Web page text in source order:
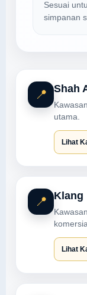
Sesuai
simpanan
📍 Shah
utama.
Lihat
📍 Klang
Lihat